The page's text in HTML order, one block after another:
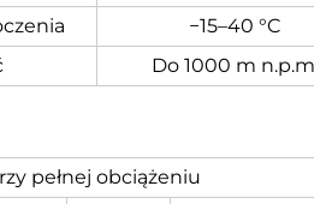
−15–40 °C
Do 1000 m n.p.m.
pełnej obciążeniu